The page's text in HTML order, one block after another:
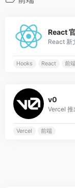
React
Hooks React 前
v0
Vercel 前端